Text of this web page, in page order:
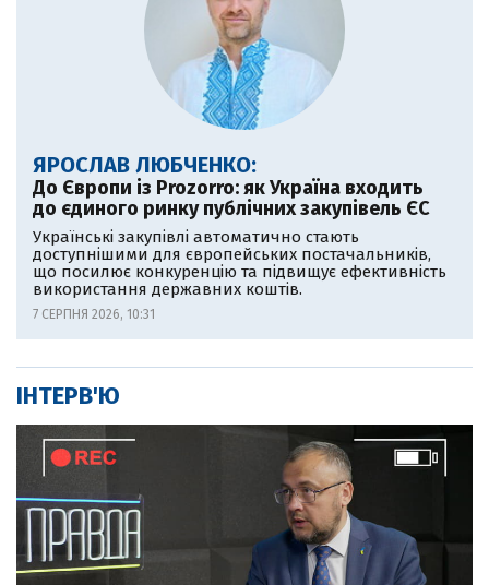
ЯРОСЛАВ ЛЮБЧЕНКО:
До Європи із Prozorro: як Україна входить
до єдиного ринку публічних закупівель ЄС
Українські закупівлі автоматично стають
доступнішими для європейських постачальників,
що посилює конкуренцію та підвищує ефективність
використання державних коштів.
7 СЕРПНЯ 2026, 10:31
ІНТЕРВ'Ю